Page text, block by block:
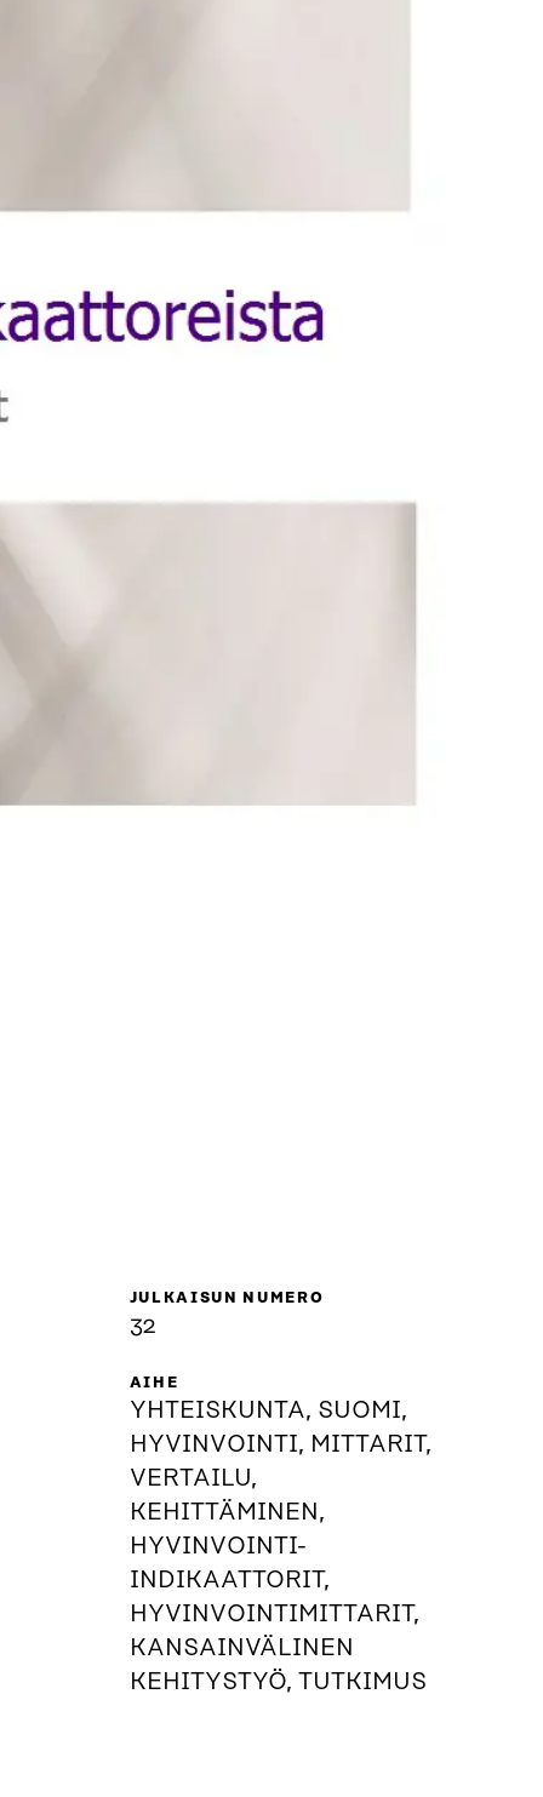
JULKAISUN NUMERO
32
AIHE
YHTEISKUNTA, SUOMI,
HYVINVOINTI, MITTARIT,
VERTAILU,
KEHITTÄMINEN,
HYVINVOINTI-
INDIKAATTORIT,
HYVINVOINTIMITTARIT,
KANSAINVÄLINEN
KEHITYSTYÖ, TUTKIMUS